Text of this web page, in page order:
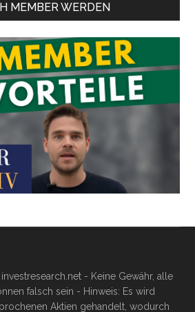
MEMBER WERDEN
- Keine Gewähr, alle
falsch sein - Hinweis: Es wird
Aktien gehandelt, wodurch